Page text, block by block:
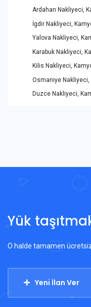
Ardahan Nakliyeci,
İgdir Nakliyeci,
Yalova Nakliyeci,
Karabuk Nakliyeci,
Kilis Nakliyeci,
Osmaniye Nakliyeci,
Duzce Nakliyeci,
Yük
O halde tamamen
Yeni İlan Ver